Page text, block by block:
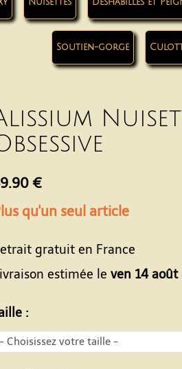
Nuisettes Déshabillés et
Soutien-gorge
€
qu'un seul article
gratuit en France
estimée le ven 14 août
: